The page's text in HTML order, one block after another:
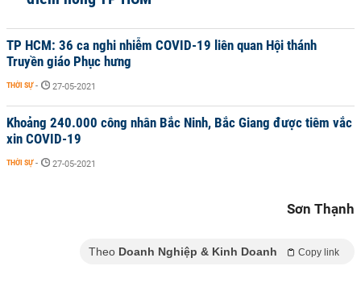
TP HCM: 36 ca nghi nhiễm COVID-19 liên quan Hội thánh
Truyền giáo Phục hưng
THỜI SỰ - 27-05-2021
Khoảng 240.000 công nhân Bắc Ninh, Bắc Giang được tiêm vắc
xin COVID-19
THỜI SỰ - 27-05-2021
Sơn Thạnh
Theo Doanh Nghiệp & Kinh Doanh Copy link